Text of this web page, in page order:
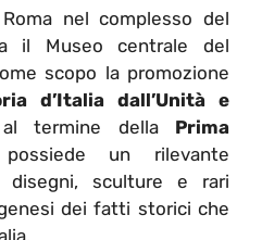
nel complesso del
il Museo centrale del
scopo la promozione
d’Italia dall’Unità e
termine della Prima
un rilevante
disegni, sculture e rari
dei fatti storici che